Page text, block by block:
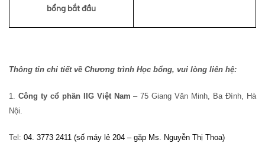
bổng bắt đầu
Thông tin chi tiết về Chương trình Học bổng, vui lòng liên hệ:
1. Công ty cổ phần IIG Việt Nam– 75 Giang Văn Minh, Ba Đình, Hà
Nội.
Tel: 04. 3773 2411 (số máy lẻ 204 – gặp Ms. Nguyễn Thị Thoa)